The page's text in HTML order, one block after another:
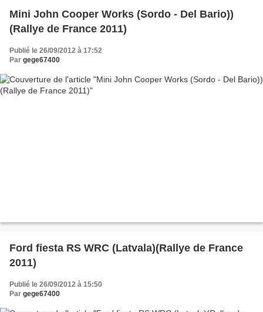
Mini John Cooper Works (Sordo - Del Bario))
(Rallye de France 2011)
Publié le 26/09/2012 à 17:52
Par gege67400
Ford fiesta RS WRC (Latvala)(Rallye de France
2011)
Publié le 26/09/2012 à 15:50
Par gege67400